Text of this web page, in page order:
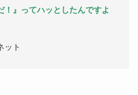
！』ってハッとしたんですよ
ット